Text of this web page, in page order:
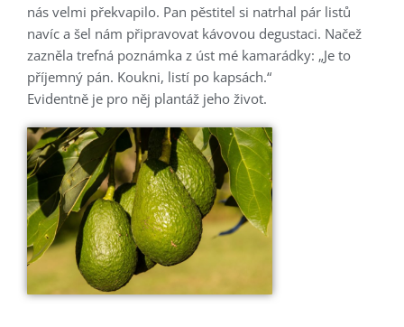
nás velmi překvapilo. Pan pěstitel si natrhal pár listů
navíc a šel nám připravovat kávovou degustaci. Načež
zazněla trefná poznámka z úst mé kamarádky: „Je to
příjemný pán. Koukni, listí po kapsách.“
Evidentně je pro něj plantáž jeho život.